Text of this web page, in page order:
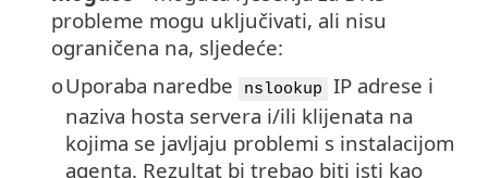
probleme mogu uključivati, ali nisu
ograničena na, sljedeće:
oUporaba naredbe nslookup
IP adrese i
naziva hosta servera i/ili klijenata na
kojima se javljaju problemi s instalacijom
agenta. Rezultat bi trebao biti isti kao